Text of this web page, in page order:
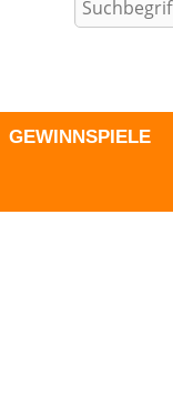
GEWINNSPIELE